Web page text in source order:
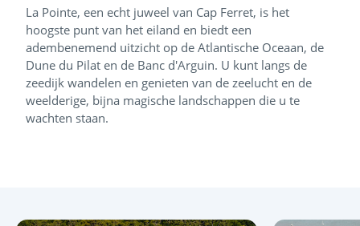
La Pointe, een echt juweel van Cap Ferret, is het
hoogste punt van het eiland en biedt een
adembenemend uitzicht op de Atlantische Oceaan, de
Dune du Pilat en de Banc d'Arguin. U kunt langs de
zeedijk wandelen en genieten van de zeelucht en de
weelderige, bijna magische landschappen die u te
wachten staan.